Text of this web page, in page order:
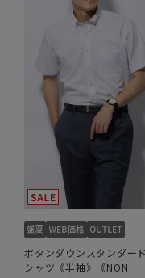
ボタンダウンスタンダー
シャツ《半袖》《NON